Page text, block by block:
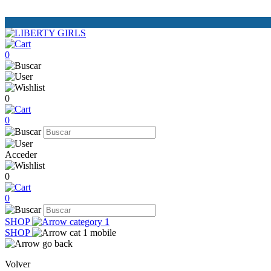
0
0
0
Acceder
0
0
SHOP
SHOP
Volver